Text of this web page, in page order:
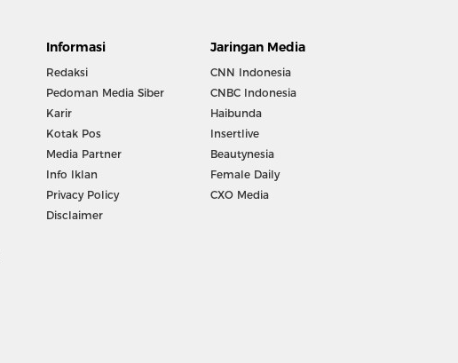
Informasi
Redaksi
Pedoman Media Siber
Karir
Kotak Pos
Media Partner
Info Iklan
Privacy Policy
Disclaimer
Jaringan Media
CNN Indonesia
CNBC Indonesia
Haibunda
Insertlive
Beautynesia
Female Daily
CXO Media